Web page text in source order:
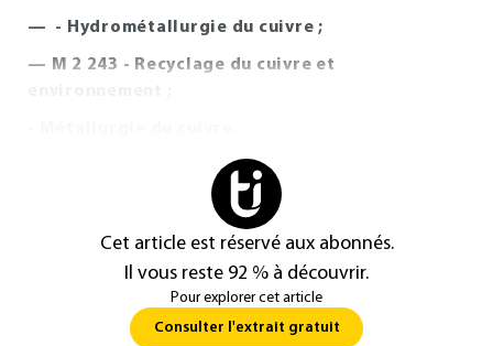
— - Hydrométallurgie du cuivre ;
— M 2 243 - Recyclage du cuivre et
Cet article est réservé aux abonnés.
Il vous reste 92 % à découvrir.
Pour explorer cet article
Consulter l'extrait gratuit